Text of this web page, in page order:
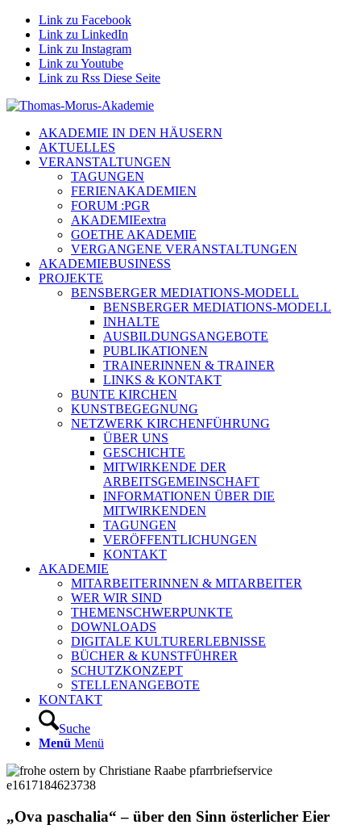
Link zu Facebook
Link zu LinkedIn
Link zu Instagram
Link zu Youtube
Link zu Rss Diese Seite
AKADEMIE IN DEN HÄUSERN
AKTUELLES
VERANSTALTUNGEN
TAGUNGEN
FERIENAKADEMIEN
FORUM :PGR
AKADEMIEextra
GOETHE AKADEMIE
VERGANGENE VERANSTALTUNGEN
AKADEMIEBUSINESS
PROJEKTE
BENSBERGER MEDIATIONS-MODELL
BENSBERGER MEDIATIONS-MODELL
INHALTE
AUSBILDUNGSANGEBOTE
PUBLIKATIONEN
TRAINERINNEN & TRAINER
LINKS & KONTAKT
BUNTE KIRCHEN
KUNSTBEGEGNUNG
NETZWERK KIRCHENFÜHRUNG
ÜBER UNS
GESCHICHTE
MITWIRKENDE DER
ARBEITSGEMEINSCHAFT
INFORMATIONEN ÜBER DIE
MITWIRKENDEN
TAGUNGEN
VERÖFFENTLICHUNGEN
KONTAKT
AKADEMIE
MITARBEITERINNEN & MITARBEITER
WER WIR SIND
THEMENSCHWERPUNKTE
DOWNLOADS
DIGITALE KULTURERLEBNISSE
BÜCHER & KUNSTFÜHRER
SCHUTZKONZEPT
STELLENANGEBOTE
KONTAKT
Suche
Menü Menü
„Ova paschalia“ – über den Sinn österlicher Eier